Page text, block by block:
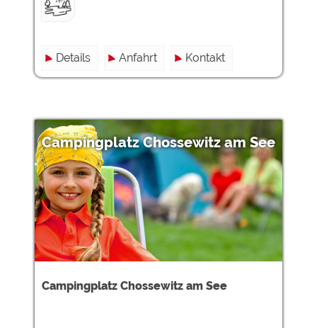
Details Anfahrt Kontakt
Campingplatz Chossewitz am See
Campingplatz Chossewitz am See